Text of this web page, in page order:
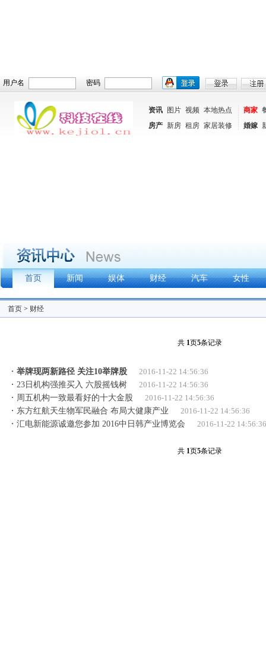
用户名 密码
资讯 图片 视频 本地热点
房产 新房 租房 家居装修
商家
婚嫁
首页 新闻 娱体 财经 汽车 女性
首页 > 财经
共 1页5条记录
举牌现两新路径 关注10举牌股
2016-11-22 14:56:36
23日机构强推买入 六股摇钱树
2016-11-22 14:56:36
周五机构一致最看好的十大金股
2016-11-22 14:56:36
东方红航天生物军民融合 布局大健康产业
2016-11-22 14:56:36
汇电新能源诚邀您参加 2016中日韩产业博览会
2016-11-22
共 1页5条记录